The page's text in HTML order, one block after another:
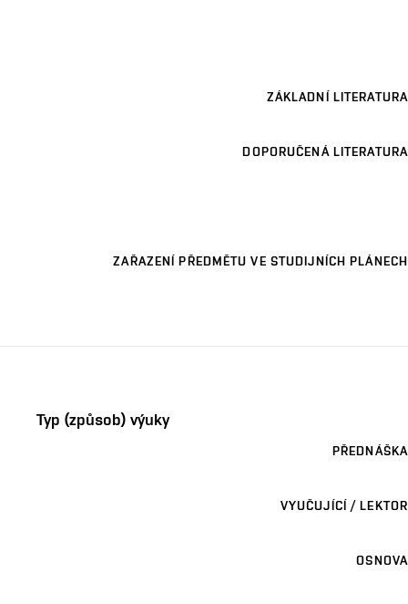
ZÁKLADNÍ LITERATURA
DOPORUČENÁ LITERATURA
ZAŘAZENÍ PŘEDMĚTU VE STUDIJNÍCH PLÁNECH
Typ (způsob) výuky
PŘEDNÁŠKA
VYUČUJÍCÍ / LEKTOR
OSNOVA